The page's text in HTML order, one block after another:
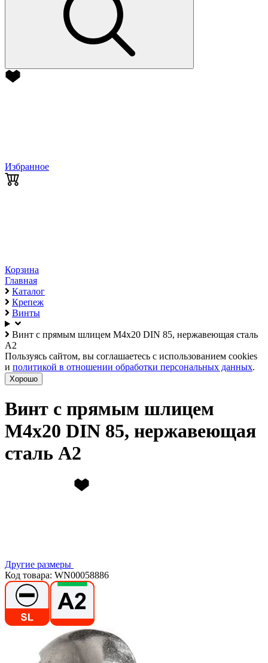
Избранное
Корзина
Главная
Каталог
Крепеж
Винты
Винт с прямым шлицем М4х20 DIN 85, нержавеющая сталь
А2
Пользуясь сайтом, вы соглашаетесь с использованием cookies
и политикой в отношении обработки персональных данных.
Хорошо
Винт с прямым шлицем
М4х20 DIN 85, нержавеющая
сталь А2
Другие размеры
Код товара: WN00058886